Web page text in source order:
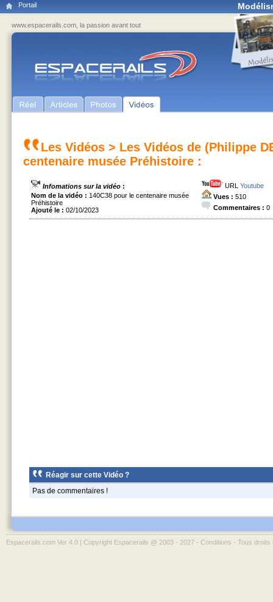
Portail
www.espacerails.com, la passion avant tout
Les Vidéos > Les Vidéos de (Philippe
centenaire musée Préhistoire :
Infomations sur la vidéo :
Nom de la vidéo : 140C38 pour le centenaire musée
Préhistoire
Ajouté le : 02/10/2023
URL Youtube
Vues : 510
Commentaires : 0
Réagir sur cette Vidéo ?
Pas de commentaires !
Espacerails.com Ver 4.0 | Copyright Espacerails @ 2003 - 2027 - Conditions - Tous droits